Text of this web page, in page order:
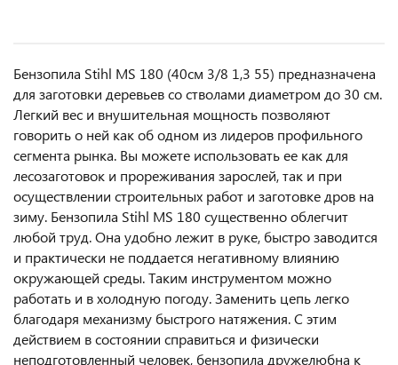
Бензопила Stihl MS 180 (40см 3/8 1,3 55) предназначена
для заготовки деревьев со стволами диаметром до 30 см.
Легкий вес и внушительная мощность позволяют
говорить о ней как об одном из лидеров профильного
сегмента рынка. Вы можете использовать ее как для
лесозаготовок и прореживания зарослей, так и при
осуществлении строительных работ и заготовке дров на
зиму. Бензопила Stihl MS 180 существенно облегчит
любой труд. Она удобно лежит в руке, быстро заводится
и практически не поддается негативному влиянию
окружающей среды. Таким инструментом можно
работать и в холодную погоду. Заменить цепь легко
благодаря механизму быстрого натяжения. С этим
действием в состоянии справиться и физически
неподготовленный человек, бензопила дружелюбна к